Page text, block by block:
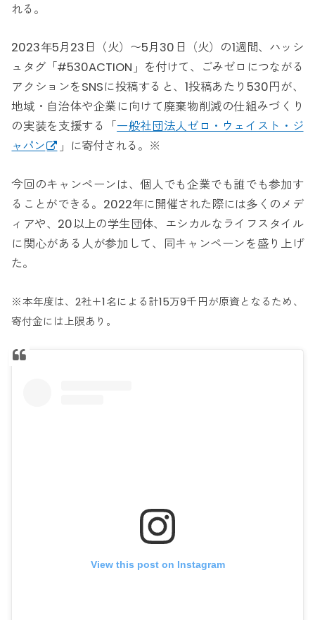
れる。
2023年5月23日（火）〜5月30日（火）の1週間、ハッシ
ュタグ「#530ACTION」を付けて、ごみゼロにつながる
アクションをSNSに投稿すると、1投稿あたり530円が、
地域・自治体や企業に向けて廃棄物削減の仕組みづくり
の実装を支援する「一般社団法人ゼロ・ウェイスト・ジ
ャパン
」に寄付される。※
今回のキャンペーンは、個人でも企業でも誰でも参加す
ることができる。2022年に開催された際には多くのメデ
ィアや、20以上の学生団体、エシカルなライフスタイル
に関心がある人が参加して、同キャンペーンを盛り上げ
た。
※本年度は、2社＋1名による計15万9千円が原資となるため、
寄付金には上限あり。
View this post on Instagram